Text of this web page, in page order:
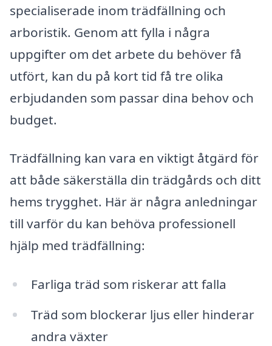
specialiserade inom trädfällning och
arboristik. Genom att fylla i några
uppgifter om det arbete du behöver få
utfört, kan du på kort tid få tre olika
erbjudanden som passar dina behov och
budget.
Trädfällning kan vara en viktigt åtgärd för
att både säkerställa din trädgårds och ditt
hems trygghet. Här är några anledningar
till varför du kan behöva professionell
hjälp med trädfällning:
Farliga träd som riskerar att falla
Träd som blockerar ljus eller hinderar
andra växter